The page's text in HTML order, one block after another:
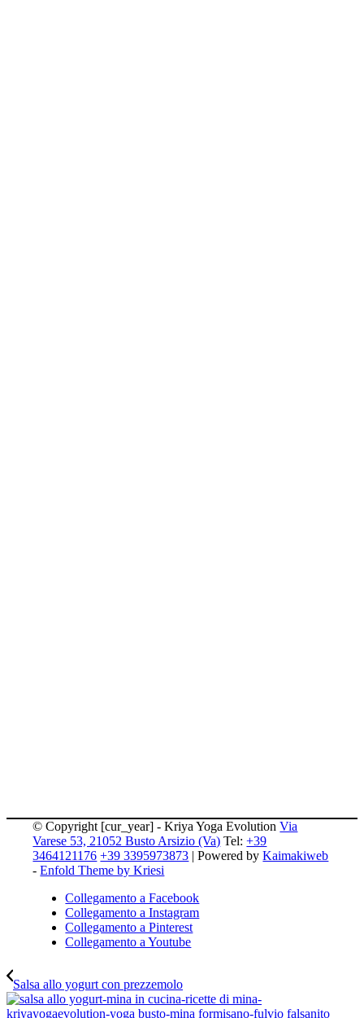
© Copyright [cur_year] - Kriya Yoga EvolutionVia
Varese 53, 21052 Busto Arsizio (Va) Tel:+39
3464121176 +39 3395973873 | Powered byKaimakiweb
-Enfold Theme by Kriesi
Collegamento a Facebook
Collegamento a Instagram
Collegamento a Pinterest
Collegamento a Youtube
Salsa allo yogurt con prezzemolo